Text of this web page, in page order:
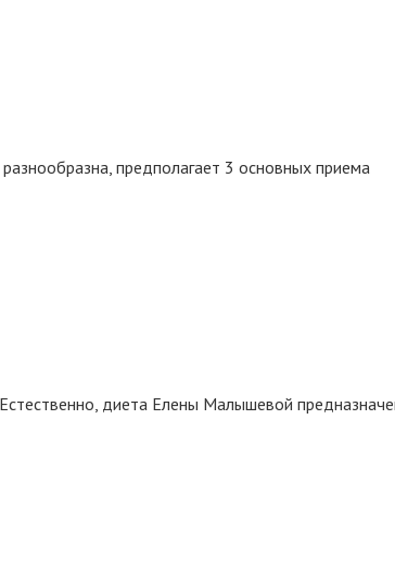
предполагает 3 основных приема
диета Елены Малышевой